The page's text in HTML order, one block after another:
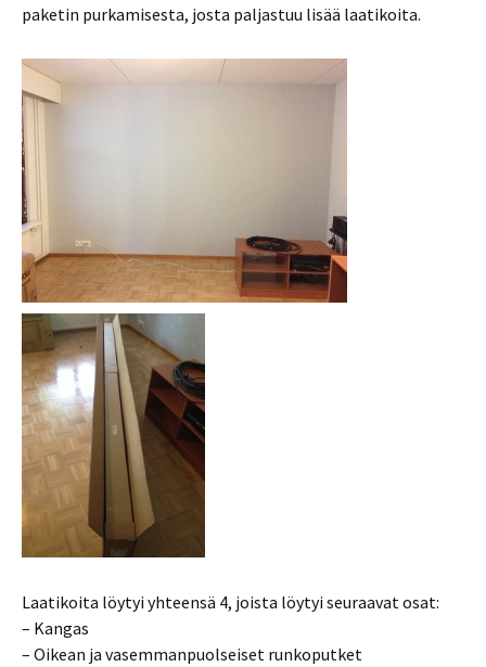
paketin purkamisesta, josta paljastuu lisää laatikoita.
Laatikoita löytyi yhteensä 4, joista löytyi seuraavat osat:
– Kangas
– Oikean ja vasemmanpuolseiset runkoputket